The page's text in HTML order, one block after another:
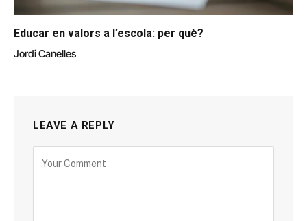
Educar en valors a l’escola: per què?
Jordi Canelles
LEAVE A REPLY